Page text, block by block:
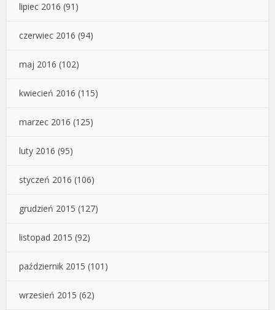
lipiec 2016 (91)
czerwiec 2016 (94)
maj 2016 (102)
kwiecień 2016 (115)
marzec 2016 (125)
luty 2016 (95)
styczeń 2016 (106)
grudzień 2015 (127)
listopad 2015 (92)
październik 2015 (101)
wrzesień 2015 (62)